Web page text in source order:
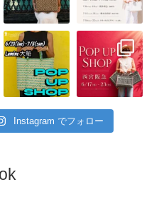
Instagram でフォロー